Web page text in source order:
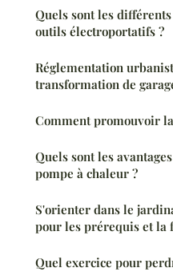
Quels sont les
outils électroportatifs ?
Réglementation
transformation de
Comment promouvoir
Quels sont les
pompe à chaleur ?
S'orienter dans le
pour les prérequis et la
Quel exercice pour